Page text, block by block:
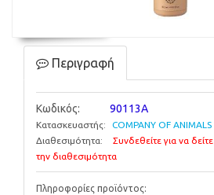
Περιγραφή
Κωδικός: 90113A
Κατασκευαστής:
COMPANY OF ANIMALS
Διαθεσιμότητα:
Συνδεθείτε για να δείτε
την διαθεσιμότητα
Πληροφορίες προϊόντος: